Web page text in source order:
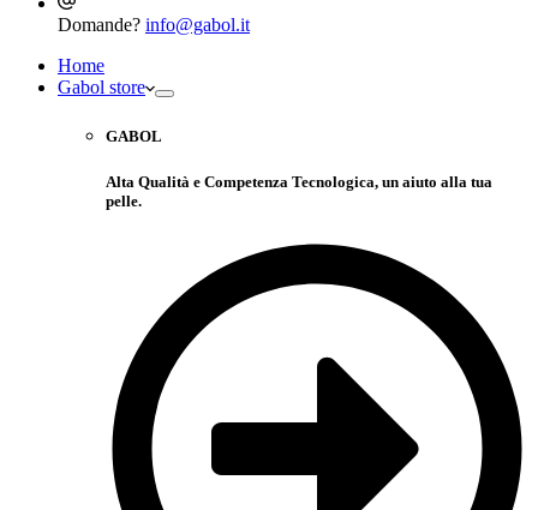
Domande? info@gabol.it
Home
Gabol store
GABOL
Alta Qualità e Competenza Tecnologica, un aiuto alla tua
pelle.